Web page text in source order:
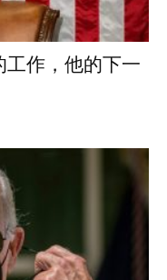
工作，他的下一